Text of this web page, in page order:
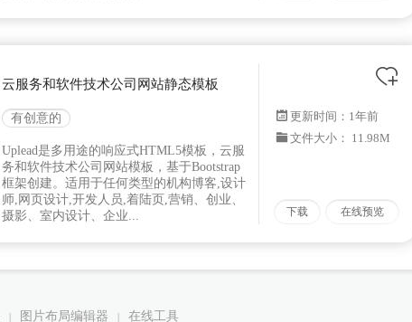
云服务和软件技术公司网站静态模板
有创意的
Uplead是多用途的响应式HTML5模板，云服
务和软件技术公司网站模板，基于Bootstrap
框架创建。适用于任何类型的机构博客,设计
师,网页设计,开发人员,着陆页,营销、创业、
摄影、室内设计、企业...
更新时间： 1年前
文件大小： 11.98M
下载 在线预览
| 图片布局编辑器 | 在线工具